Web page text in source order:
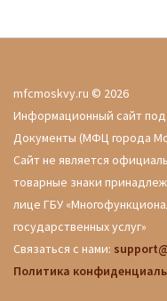
mfcmoskvy.ru © 2026
Информационный сайт
Документы (МФЦ города
Сайт не является
товарные знаки
лице ГБУ
государственных услуг»
Связаться с нами:
Политика